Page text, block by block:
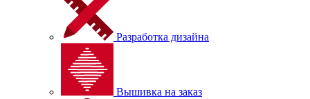
Разработка дизайна
Вышивка на заказ